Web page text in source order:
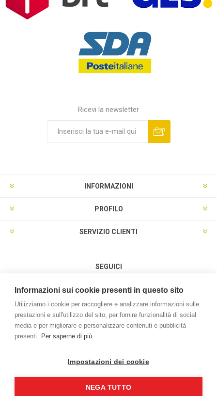
Ricevi la newsletter
INFORMAZIONI
PROFILO
SERVIZIO CLIENTI
SEGUICI
METODI DI PAGAMENTO
Powered bynopCommerce
Informazioni sui cookie presenti in questo sito
Utilizziamo i cookie per raccogliere e analizzare informazioni sulle
prestazioni e sull'utilizzo del sito, per fornire funzionalità di social
media e per migliorare e personalizzare contenuti e pubblicità
presenti. Per saperne di più
Impostazioni dei cookie
NEGA TUTTO